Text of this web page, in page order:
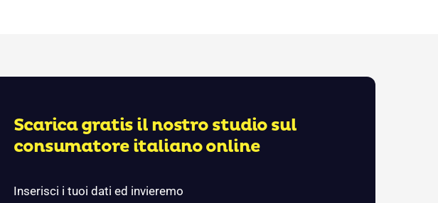
Scarica gratis il nostro studio sul
consumatore italiano online
Inserisci i tuoi dati ed invieremo